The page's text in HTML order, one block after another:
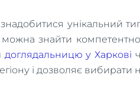
унікальний
знайти
доглядальницю у Харкові
і дозволяє